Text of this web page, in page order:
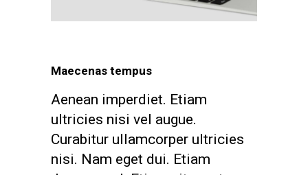
Maecenas tempus
Aenean imperdiet. Etiam
ultricies nisi vel augue.
Curabitur ullamcorper ultricies
nisi. Nam eget dui. Etiam